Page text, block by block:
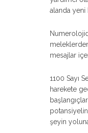
alanda yeni
mesajlar
1100 Sayı
harekete
şeyin